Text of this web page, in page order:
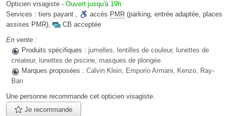
Opticien visagiste - Ouvert jusqu'à 19h
Services : tiers payant , accès PMR (parking, entrée adaptée, places
assises PMR),
CB acceptée
En vente :
Produits spécifiques : jumelles, lentilles de couleur, lunettes de
créateur, lunettes de piscine, masques de plongée
Marques proposées : Calvin Klein, Emporio Armani, Kenzo, Ray-
Ban
Une personne recommande cet opticien visagiste.
Je recommande